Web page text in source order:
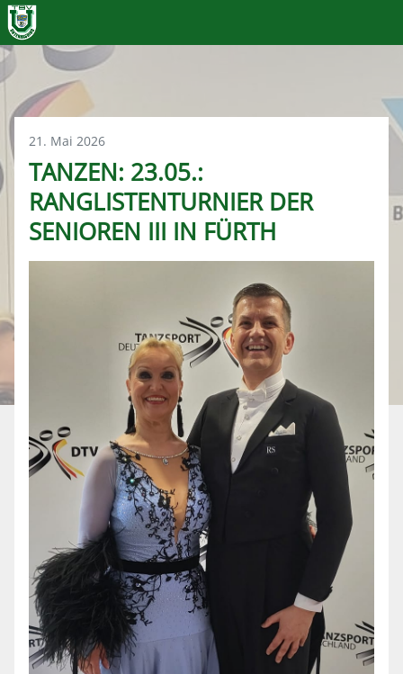
21. Mai 2026
TANZEN: 23.05.:
RANGLISTENTURNIER DER
SENIOREN III IN FÜRTH